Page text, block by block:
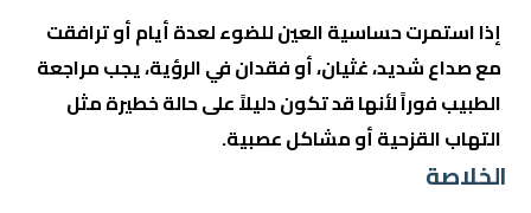
إذا استمرت حساسية العين للضوء لعدة أيام أو ترافقت
مع صداع شديد، غثيان، أو فقدان في الرؤية، يجب مراجعة
الطبيب فوراً لأنها قد تكون دليلاً على حالة خطيرة مثل
التهاب القزحية أو مشاكل عصبية.
الخلاصة